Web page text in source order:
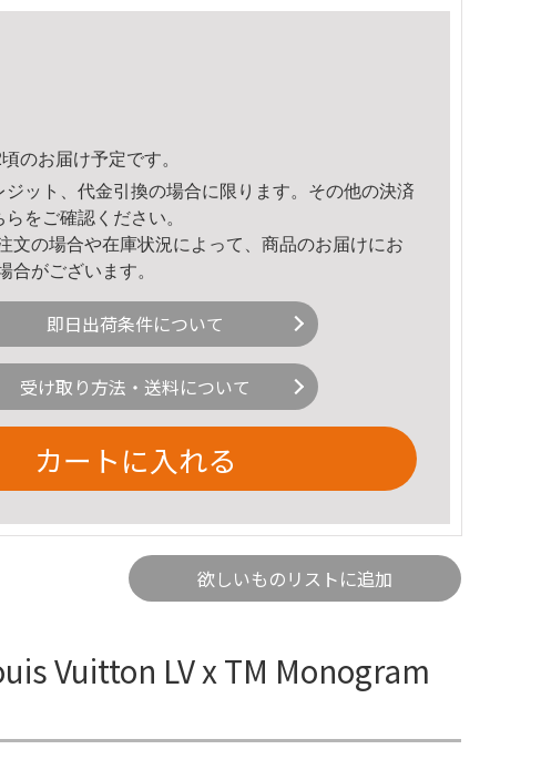
のお届け予定です。
ジット、代金引換の場合に限ります。その他の決済
ら をご確認ください。
文の場合や在庫状況によって、商品のお届けにお
合がございます。
即日出荷条件について
受け取り方法・送料について
カートに入れる
欲しいものリストに追加
Vuitton LV x TM Monogram